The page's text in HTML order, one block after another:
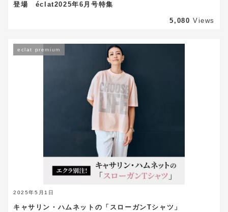
登場 éclat2025年6月号特集
5,080 Views
2025年5月1日
eclat premium
キャサリン・ハムネットの「スローガンTシャツ」